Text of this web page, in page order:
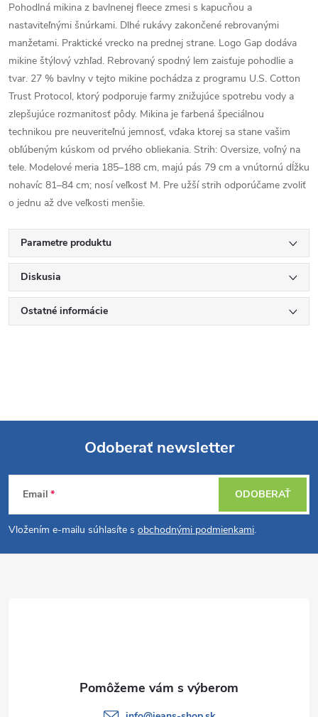
Pohodlná mikina z bavlnenej fleece zmesi s kapucňou a
nastaviteľnými šnúrkami. Dlhé rukávy zakončené rebrovanými
manžetami. Praktické vrecko na prednej strane. Logo Gap dodáva
mikine štýlový vzhľad. Rebrovaný spodný lem zaisťuje pohodlie a
tvar. 27 % bavlny v tejto mikine pochádza z programu U.S. Cotton
Trust Protocol, ktorý podporuje farmy znižujúce spotrebu vody a
zlepšujúce rozmanitosť pôdy. Mikina je farbená špeciálnou
technikou pre neuveriteľnú jemnosť, vďaka ktorej sa stane vašim
obľúbeným kúskom od prvého obliekania. Strih: Oversize, voľný na
tele. Modelové meria 185–188 cm, majú pás 79 cm a vnútornú dĺžku
nohavíc 81–84 cm; nosí veľkosť M. Pre užší strih odporúčame zvoliť
o jednu až dve veľkosti menšie.
Parametre produktu
Diskusia
Ostatné informácie
Z
á
p
Odoberať newsletter
Email
Vložením e-mailu súhlasíte s obchodnými podmienkami.
ODOBERAŤ